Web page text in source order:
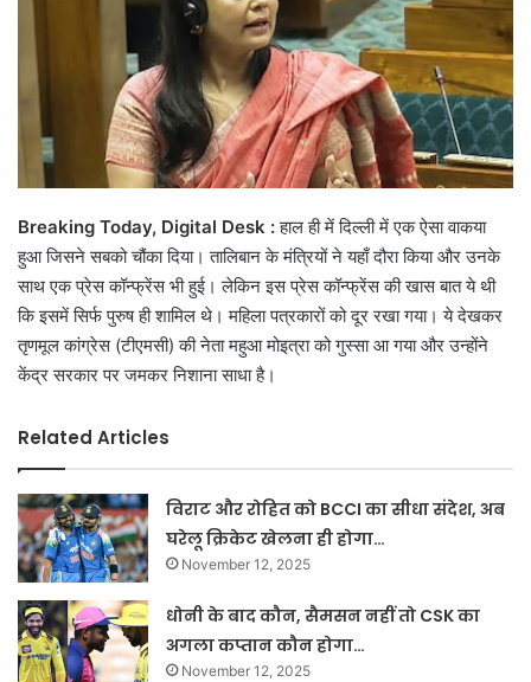
Breaking Today, Digital Desk :हाल ही में दिल्ली में एक ऐसा वाकया
हुआ जिसने सबको चौंका दिया। तालिबान के मंत्रियों ने यहाँ दौरा किया और उनके
साथ एक प्रेस कॉन्फ्रेंस भी हुई। लेकिन इस प्रेस कॉन्फ्रेंस की खास बात ये थी
कि इसमें सिर्फ पुरुष ही शामिल थे। महिला पत्रकारों को दूर रखा गया। ये देखकर
तृणमूल कांग्रेस (टीएमसी) की नेता महुआ मोइत्रा को गुस्सा आ गया और उन्होंने
केंद्र सरकार पर जमकर निशाना साधा है।
Related Articles
विराट और रोहित को BCCI का सीधा संदेश, अब
घरेलू क्रिकेट खेलना ही होगा…
November 12, 2025
धोनी के बाद कौन, सैमसन नहीं तो CSK का
अगला कप्तान कौन होगा…
November 12, 2025